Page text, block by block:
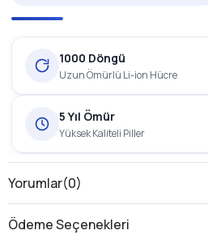
1000 Döngü
Uzun Ömürlü Li-ion Hücre
5 Yıl Ömür
Yüksek Kaliteli Piller
1 Yıl Garanti
Üretici Garantili
Yorumlar(0)
Ödeme Seçenekleri